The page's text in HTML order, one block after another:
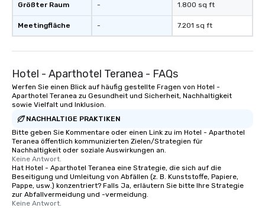
Größter Raum
Meetingfläche
-
-
1.800 sq ft
7.201 sq ft
Hotel - Aparthotel Teranea - FAQs
Werfen Sie einen Blick auf häufig gestellte Fragen von Hotel -
Aparthotel Teranea zu Gesundheit und Sicherheit, Nachhaltigkeit
sowie Vielfalt und Inklusion.
NACHHALTIGE PRAKTIKEN
Bitte geben Sie Kommentare oder einen Link zu im Hotel - Aparthotel
Teranea öffentlich kommunizierten Zielen/Strategien für
Nachhaltigkeit oder soziale Auswirkungen an.
Keine Antwort.
Hat Hotel - Aparthotel Teranea eine Strategie, die sich auf die
Beseitigung und Umleitung von Abfällen (z. B. Kunststoffe, Papiere,
Pappe, usw.) konzentriert? Falls Ja, erläutern Sie bitte Ihre Strategie
zur Abfallvermeidung und -vermeidung.
Keine Antwort.